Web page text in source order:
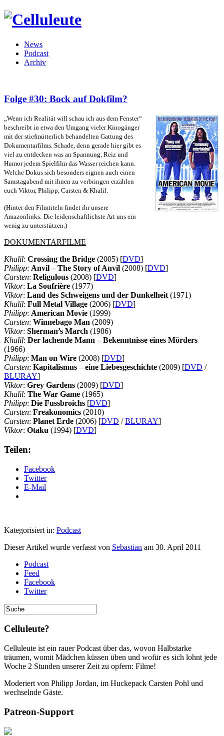
News
Podcast
Archiv
Folge #30: Bock auf Dokfilm?
„Wenn ich Realität will schau ich aus dem Fenster“
beschreibt in etwa den Umgang vieler Kinogänger
mit der stiefmütterlich behandelten Gattung des
Dokumentarfilms. Schade, denn gerade hier gibt es
viel zu entdecken was an Spannung, Reiz und
Humor jedem Spielfilm das Wasser reichen kann.
Welche Dokus sich besonders eignen auch einen
Samstagabend mit ihnen zu verbringen erzählen
euch Viktor, Philipp, Carsten & Khalil.
(Hinter den Filmtiteln findet ihr unsere
Amazonlinks: Die leidenschaftlichste Art uns ein
wenig zu unterstützen.)
DOKUMENTARFILME
Khalil: Crossing the Bridge (2005) [DVD]
Philipp: Anvil – The Story of Anvil (2008) [DVD]
Carsten: Religulous (2008) [DVD]
Viktor: La Soufrière (1977)
Viktor: Land des Schweigens und der Dunkelheit (1971)
Khalil: Full Metal Village (2006) [DVD]
Philipp: American Movie (1999)
Carsten: Winnebago Man (2009)
Viktor: Sherman’s March (1986)
Khalil: Der lachende Mann – Bekenntnisse eines Mörders
(1966)
Philipp: Man on Wire (2008) [DVD]
Carsten: Kapitalismus – eine Liebesgeschichte (2009) [DVD /
BLURAY]
Viktor: Grey Gardens (2009) [DVD]
Khalil: The War Game (1965)
Philipp: Die Fussbroichs [DVD]
Carsten: Freakonomics (2010)
Carsten: Planet Erde (2006) [DVD /BLURAY]
Viktor: Otaku (1994) [DVD]
Teilen:
Facebook
Twitter
E-Mail
Kategorisiert in: Podcast
Dieser Artikel wurde verfasst von Sebastian am 30. April 2011
Podcast
Feed
Facebook
Twitter
Celluleute?
Celluleute ist ein rauer Podcast über das, wovon Halbstarke
träumen, womit Mädchen küssen üben und wofür es sich lohnt jede
Woche 2 Stunden unserer Zeit zu opfern: Filme!
Moderiert von Philipp Jordan, im Huckepack Carsten Pohl und
wechselnde Gäste.
Patreon-Support